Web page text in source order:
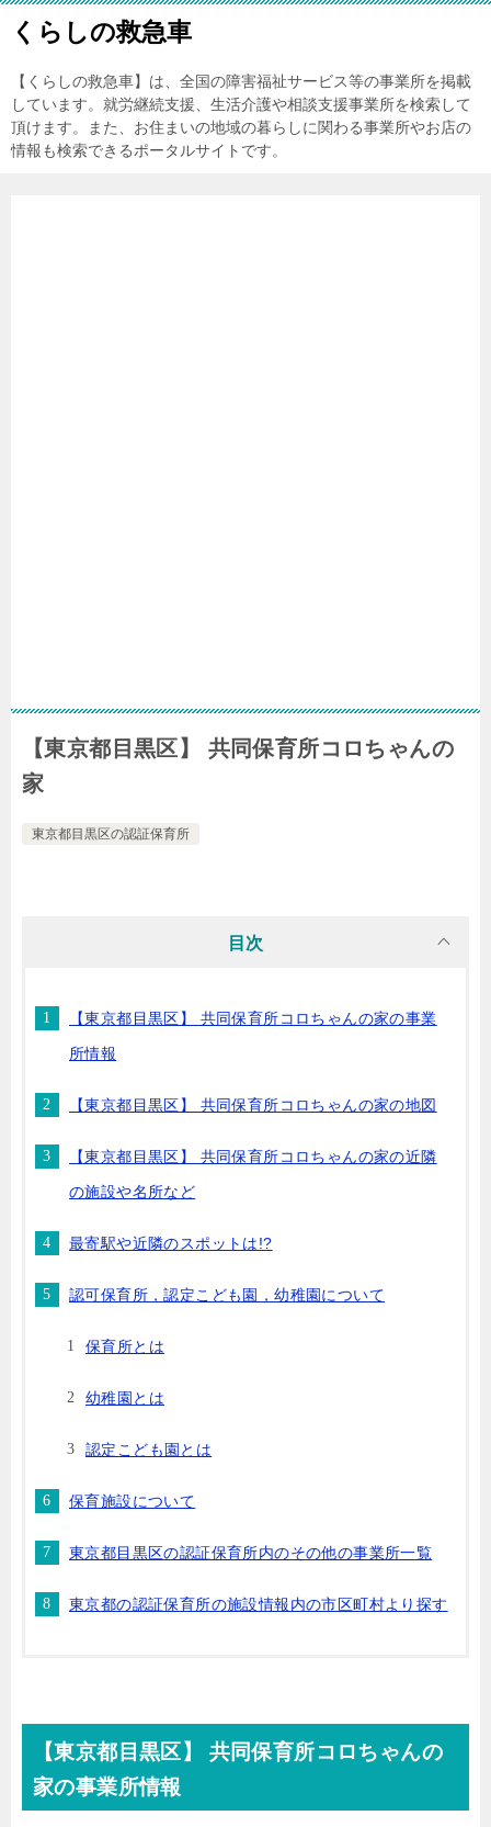
くらしの救急車
【くらしの救急車】は、全国の障害福祉サービス等の事業所を掲載
しています。就労継続支援、生活介護や相談支援事業所を検索して
頂けます。また、お住まいの地域の暮らしに関わる事業所やお店の
情報も検索できるポータルサイトです。
【東京都目黒区】 共同保育所コロちゃんの
家
東京都目黒区の認証保育所
目次
【東京都目黒区】 共同保育所コロちゃんの家の事業
所情報
【東京都目黒区】 共同保育所コロちゃんの家の地図
【東京都目黒区】 共同保育所コロちゃんの家の近隣
の施設や名所など
最寄駅や近隣のスポットは!?
認可保育所，認定こども園，幼稚園について
保育所とは
幼稚園とは
認定こども園とは
保育施設について
東京都目黒区の認証保育所内のその他の事業所一覧
東京都の認証保育所の施設情報内の市区町村より探す
【東京都目黒区】 共同保育所コロちゃんの
家の事業所情報